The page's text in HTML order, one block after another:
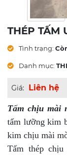
THÉP TẤM
Tình trạng:
Danh mục:
Giá: Liên hệ
Tấm chịu mài
tấm lưỡng kim
kim chịu mài
Tấm thép